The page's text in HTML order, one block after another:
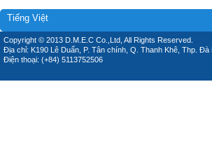
Tiếng Việt
Copyright © 2013 D.M.E.C Co.,Ltd, All Rights Reserved.
Địa chỉ: K190 Lê Duẩn, P. Tân chính, Q. Thanh Khê, Thp. Đà
Điện thoại: (+84) 5113752506